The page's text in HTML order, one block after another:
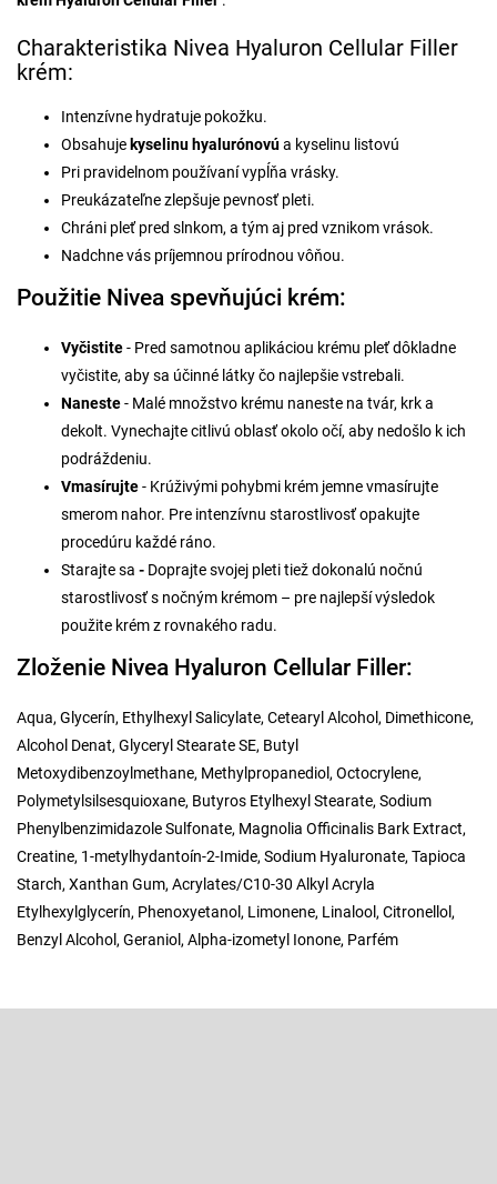
Charakteristika Nivea Hyaluron Cellular Filler
krém:
Intenzívne hydratuje pokožku.
Obsahujekyselinu hyalurónovúa kyselinu listovú
Pri pravidelnom používaní vypĺňa vrásky.
Preukázateľne zlepšuje pevnosť pleti.
Chráni pleť pred slnkom, a tým aj pred vznikom vrások.
Nadchne vás príjemnou prírodnou vôňou.
Použitie Nivea spevňujúci krém:
Vyčistite- Pred samotnou aplikáciou krému pleť dôkladne
vyčistite, aby sa účinné látky čo najlepšie vstrebali.
Naneste- Malé množstvo krému naneste na tvár, krk a
dekolt. Vynechajte citlivú oblasť okolo očí, aby nedošlo k ich
podráždeniu.
Vmasírujte- Krúživými pohybmi krém jemne vmasírujte
smerom nahor. Pre intenzívnu starostlivosť opakujte
procedúru každé ráno.
Starajte sa - Doprajte svojej pleti tiež dokonalú nočnú
starostlivosť s nočným krémom – pre najlepší výsledok
použite krém z rovnakého radu.
Zloženie Nivea Hyaluron Cellular Filler:
Aqua, Glycerín, Ethylhexyl Salicylate, Cetearyl Alcohol, Dimethicone,
Alcohol Denat, Glyceryl Stearate SE, Butyl
Metoxydibenzoylmethane, Methylpropanediol, Octocrylene,
Polymetylsilsesquioxane, Butyros Etylhexyl Stearate, Sodium
Phenylbenzimidazole Sulfonate, Magnolia Officinalis Bark Extract,
Creatine, 1-metylhydantoín-2-Imide, Sodium Hyaluronate, Tapioca
Starch, Xanthan Gum, Acrylates/C10-30 Alkyl Acryla
Etylhexylglycerín, Phenoxyetanol, Limonene, Linalool, Citronellol,
Benzyl Alcohol, Geraniol, Alpha-izometyl Ionone, Parfém